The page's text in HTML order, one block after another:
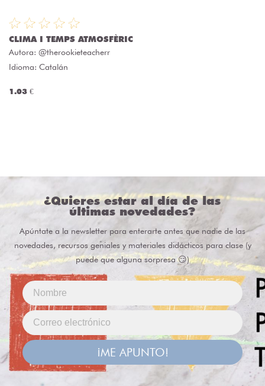
CLIMA I TEMPS ATMOSFÈRIC
Autora: @therookieteacherr
Idioma: Catalán
1.03 €
¿Quieres estar al día de las
últimas novedades?
Apúntate a la newsletter para enterarte antes que nadie de las
novedades, recursos geniales y materiales didácticos para clase (y
puede que alguna sorpresa 😏)
¡ME APUNTO!